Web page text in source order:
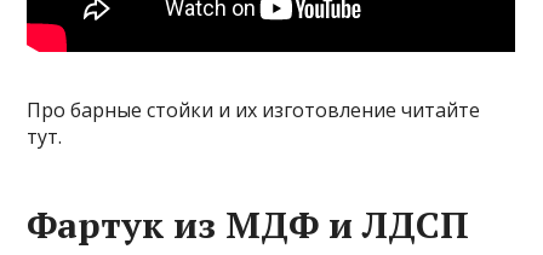
Про барные стойки и их изготовление читайте
тут.
Фартук из МДФ и ЛДСП